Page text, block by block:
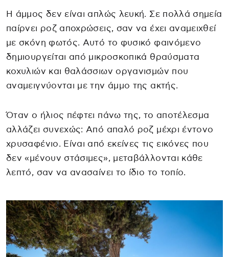
Η άμμος δεν είναι απλώς λευκή. Σε πολλά σημεία
παίρνει ροζ αποχρώσεις, σαν να έχει αναμειχθεί
με σκόνη φωτός. Αυτό το φυσικό φαινόμενο
δημιουργείται από μικροσκοπικά θραύσματα
κοχυλιών και θαλάσσιων οργανισμών που
αναμειγνύονται με την άμμο της ακτής.
Όταν ο ήλιος πέφτει πάνω της, το αποτέλεσμα
αλλάζει συνεχώς: Από απαλό ροζ μέχρι έντονο
χρυσαφένιο. Είναι από εκείνες τις εικόνες που
δεν «μένουν στάσιμες», μεταβάλλονται κάθε
λεπτό, σαν να ανασαίνει το ίδιο το τοπίο.